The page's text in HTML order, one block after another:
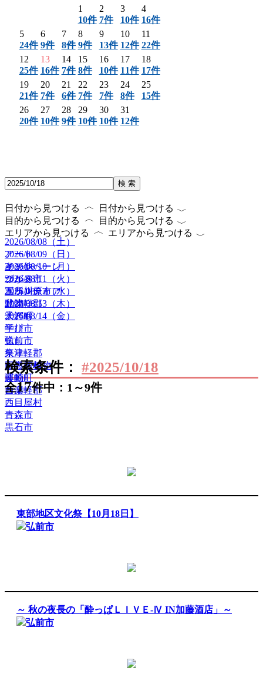
1
10件
2
7件
3
10件
4
16件
5
24件
6
9件
7
8件
8
9件
9
13件
10
12件
11
22件
12
25件
13
16件
14
7件
15
8件
16
10件
17
11件
18
17件
19
21件
20
7件
21
6件
22
7件
23
7件
24
8件
25
15件
26
20件
27
10件
28
9件
29
10件
30
10件
31
12件
検 索
日付から見つける 〈 日付から見つける 〈
2026/08/08（土）
2026/08/09（日）
2026/08/10（月）
2026/08/11（火）
2026/08/12（水）
2026/08/13（木）
2026/08/14（金）
目的から見つける 〈 目的から見つける 〈
アート
キャンペーン
グルメ
ボランティア
動物
子ども
学び
癒し
祭り
自然・植物
運動
音楽
エリアから見つける 〈 エリアから見つける 〈
その他
つがる市
五所川原市
北津軽郡
大鰐町
平川市
弘前市
東津軽郡
田舎館村
藤崎町
西津軽郡
西目屋村
青森市
黒石市
検索条件： #2025/10/18
全17件中：1～9件
東部地区文化祭【10月18日】
弘前市
～ 秋の夜長の「酔っぱＬＩＶＥ-Ⅳ IN加藤酒店」～
弘前市